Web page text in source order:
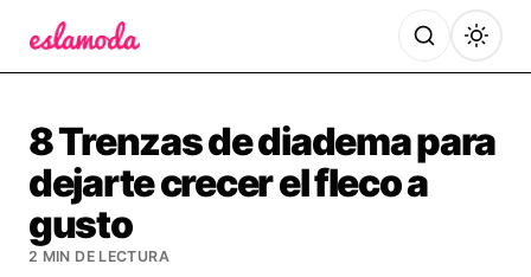
8 Trenzas de diadema para
dejarte crecer el fleco a
gusto
2 MIN DE LECTURA